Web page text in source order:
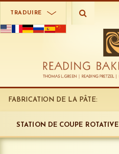
TRADUIRE
FABRICATION DE LA PÂTE:
STATION DE COUPE ROTATIVE